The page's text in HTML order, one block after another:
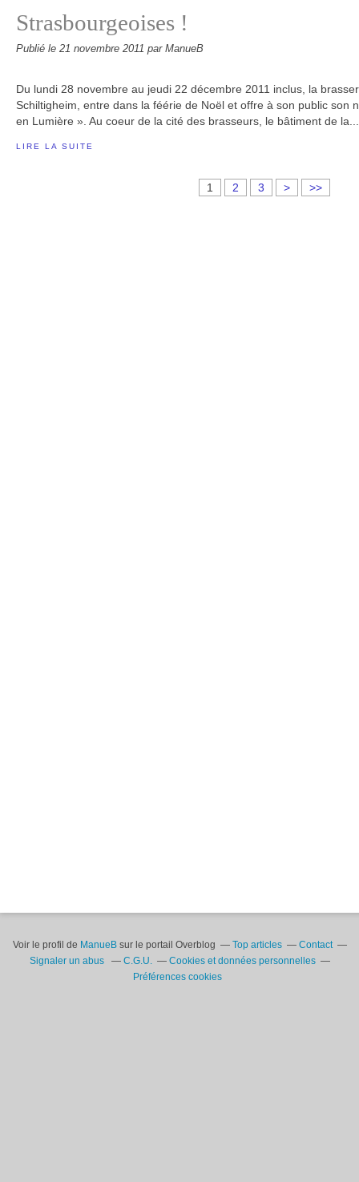
Strasbourgeoises !
Publié le 21 novembre 2011 par ManueB
Du lundi 28 novembre au jeudi 22 décembre 2011 inclus, la
Schiltigheim, entre dans la féérie de Noël et offre à son public son
en Lumière ». Au coeur de la cité des brasseurs, le bâtiment de la...
LIRE LA SUITE
1 2 3 > >>
Voir le profil de ManueBsur le portail Overblog Top articles
Contact
Signaler un abus
C.G.U.
Cookies et données personnelles
Préférences cookies